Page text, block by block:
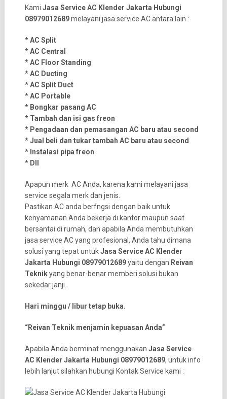
Kami Jasa Service AC Klender Jakarta Hubungi
08979012689melayani jasa service AC antara lain :
* AC Split
* AC Central
* AC Floor Standing
* AC Ducting
* AC Split Duct
* AC Portable
* Bongkar pasang AC
* Tambah dan isi gas freon
* Pengadaan dan pemasangan AC baru atau second
* Jual beli dan tukar tambah AC baru atau second
* Instalasi pipa freon
* Dll
Apapun merk AC Anda, karena kami melayani jasa
service segala merk dan jenis.
Pastikan AC anda berfngsi dengan baik untuk
kenyamanan Anda bekerja di kantor maupun saat
bersantai di rumah, dan apabila Anda membutuhkan
jasa service AC yang profesional, Anda tahu dimana
solusi yang tepat untukJasa Service AC Klender
Jakarta Hubungi 08979012689yaitu dengan Reivan
Teknikyang benar-benar memberi solusi bukan
sekedar janji.
Hari minggu / libur tetap buka.
“Reivan Teknik menjamin kepuasan Anda”
Apabila Anda berminat menggunakan Jasa Service
AC Klender Jakarta Hubungi 08979012689, untuk info
lebih lanjut silahkan hubungi Kontak Service kami :